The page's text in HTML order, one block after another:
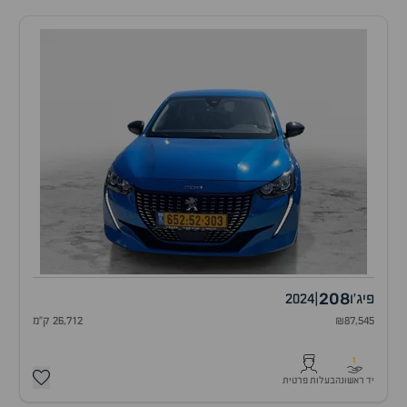
פיג'ו208
2024
₪87,545 26,712 ק"מ
1
יד ראשונהבעלות פרטית